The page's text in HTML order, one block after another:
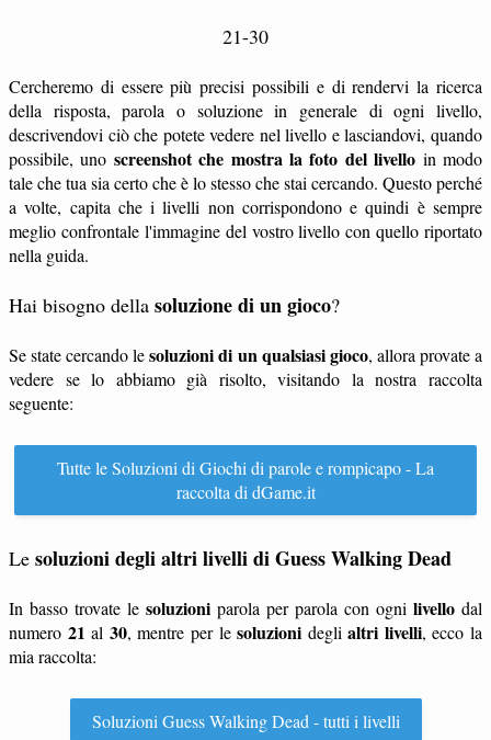
21-30
Cercheremo di essere più precisi possibili e di rendervi la ricerca
della risposta, parola o soluzione in generale di ogni livello,
descrivendovi ciò che potete vedere nel livello e lasciandovi, quando
possibile, uno screenshot che mostra la foto del livello in modo
tale che tua sia certo che è lo stesso che stai cercando. Questo perché
a volte, capita che i livelli non corrispondono e quindi è sempre
meglio confrontale l'immagine del vostro livello con quello riportato
nella guida.
Hai bisogno della soluzione di un gioco?
Se state cercando lesoluzioni di un qualsiasi gioco, allora provate a
vedere se lo abbiamo già risolto, visitando la nostra raccolta
seguente:
Tutte le Soluzioni di Giochi di parole e rompicapo - La
raccolta di dGame.it
Le soluzioni degli altri livelli di Guess Walking Dead
In basso trovate le soluzioni parola per parola con ogni livello dal
numero 21 al 30, mentre per lesoluzioni deglialtri livelli, ecco la
mia raccolta:
Soluzioni Guess Walking Dead - tutti i livelli